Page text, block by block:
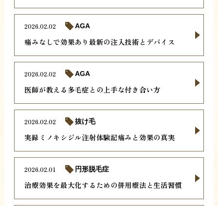
痛みなしで効果あり最新の注入技術とデバイス
2026.02.02 AGA
医師が教える多毛症との上手な付き合い方
2026.02.02 AGA
実録ミノキシジル注射体験記痛みと効果の真実
2026.02.02 抜け毛
治療効果を最大化するための併用療法と生活習慣
2026.02.01 円形脱毛症